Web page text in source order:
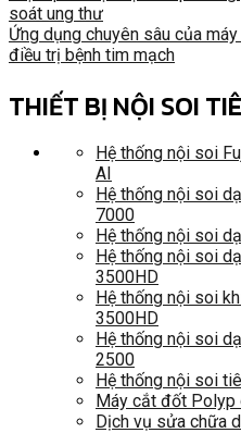
soát ung thư
Ứng dụng chuyên sâu của
điều trị bệnh tim mạch
THIẾT BỊ NỘI SOI
Hệ thống nội soi
AI
Hệ thống nội soi
7000
Hệ thống nội soi
Hệ thống nội soi
3500HD
Hệ thống nội soi
3500HD
Hệ thống nội soi
2500
Hệ thống nội soi
Máy cắt đốt Polyp
Dịch vụ sửa chữa